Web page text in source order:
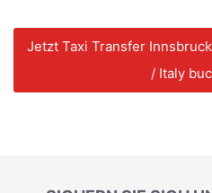
Jetzt Taxi Transfer
/ Italy